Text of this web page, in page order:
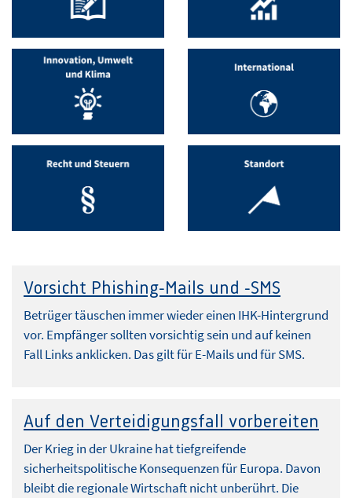
Vorsicht Phishing-Mails und -SMS
Betrüger täuschen immer wieder einen IHK-Hintergrund
vor. Empfänger sollten vorsichtig sein und auf keinen
Fall Links anklicken. Das gilt für E-Mails und für SMS.
Auf den Verteidigungsfall vorbereiten
Der Krieg in der Ukraine hat tiefgreifende
sicherheitspolitische Konsequenzen für Europa. Davon
bleibt die regionale Wirtschaft nicht unberührt. Die